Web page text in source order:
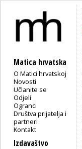
Matica hrvatska
O Matici hrvatskoj
Novosti
Učlanite se
Odjeli
Ogranci
Društva prijatelja i
partneri
Kontakt
Izdavaštvo